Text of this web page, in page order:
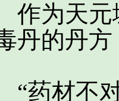
为天元城
丹的丹
材不对